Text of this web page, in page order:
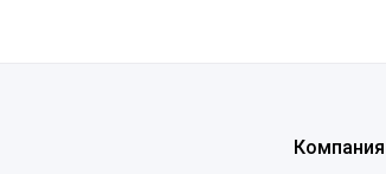
Компания